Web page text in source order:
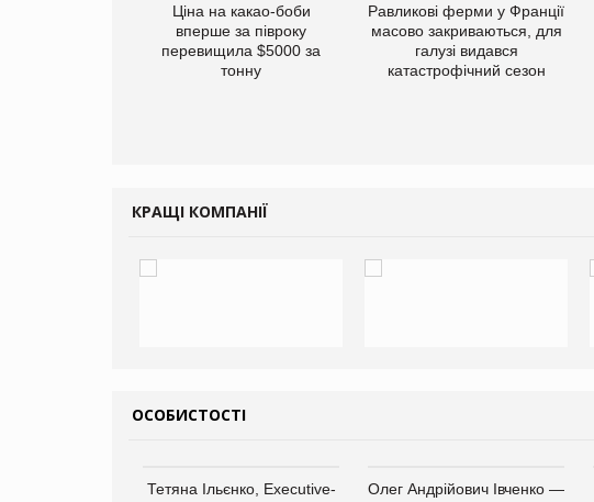
Ціна на какао-боби
вперше за півроку
перевищила $5000 за
тонну
Равликові ферми у Франції
масово закриваються, для
галузі видався
катастрофічний сезон
КРАЩІ КОМПАНІЇ
ОСОБИСТОСТІ
Тетяна Ільєнко, Executive-
Олег Андрійович Івченко —